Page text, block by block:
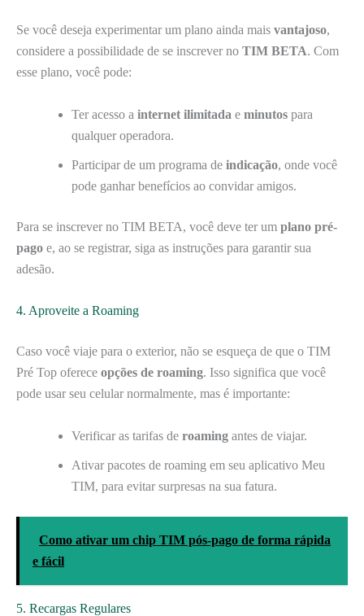
Se você deseja experimentar um plano ainda mais vantajoso,
considere a possibilidade de se inscrever no TIM BETA. Com
esse plano, você pode:
Ter acesso a internet ilimitada e minutos para
qualquer operadora.
Participar de um programa de indicação, onde você
pode ganhar benefícios ao convidar amigos.
Para se inscrever no TIM BETA, você deve ter um plano pré-
pago e, ao se registrar, siga as instruções para garantir sua
adesão.
4. Aproveite a Roaming
Caso você viaje para o exterior, não se esqueça de que o TIM
Pré Top oferece opções de roaming. Isso significa que você
pode usar seu celular normalmente, mas é importante:
Verificar as tarifas de roaming antes de viajar.
Ativar pacotes de roaming em seu aplicativo Meu
TIM, para evitar surpresas na sua fatura.
Como ativar um chip TIM pós-pago de forma rápida
e fácil
5. Recargas Regulares